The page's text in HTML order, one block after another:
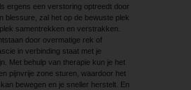
ergens een verstoring optreedt door
blessure, zal het op de bewuste plek
samentrekken en verstrakken.
door overmatige rek of
in verbinding staat met je
Met behulp van therapie kun je het
pijnvrije zone sturen, waardoor het
bewegen en je sneller herstelt. En